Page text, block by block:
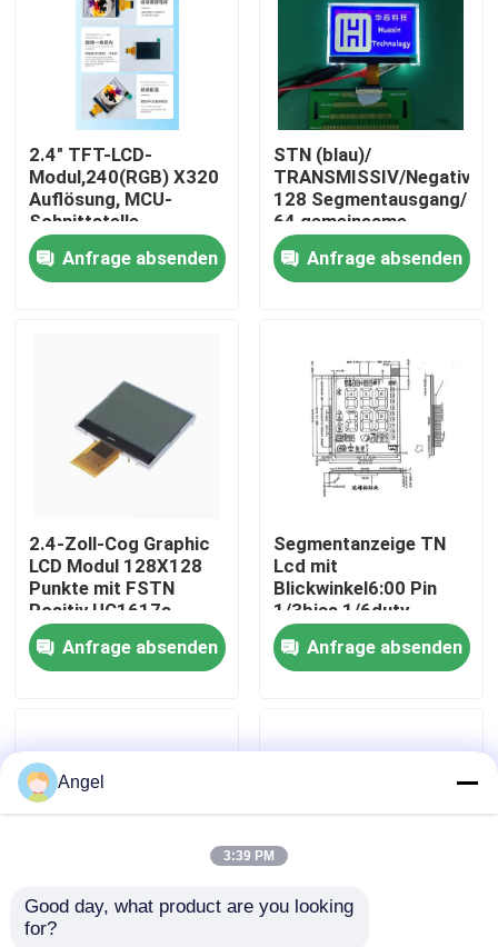
Videos
Über uns
Fabrik-Ausflug
Treten Sie mit uns in Verbindung
Fordern Sie ein Zitat
Anzeige LCD TFT
2.4" TFT-LCD-
Modul,240(RGB) X320
Auflösung, MCU-
Schnittstelle,
Steuersystem
ILI9340X,ALLE
Uhr,4LEDS
Anfrage absenden
STN (blau)/
TRANSMISSIV/Negativ,
128 Segmentausgang/
64 gemeinsame
Ausgänge
Anfrage absenden
2.4-Zoll-Cog Graphic
LCD Modul 128X128
Punkte mit FSTN
Positiv UC1617s
Controller Anwendbar
für Meter und
elektrische
Anfrage absenden
Segmentanzeige TN
Lcd mit
Blickwinkel6:00 Pin
1/3bias 1/6duty
Anfrage absenden
Kundenspezifisches
Angel
3:39 PM
Good day, what product are you looking
for?